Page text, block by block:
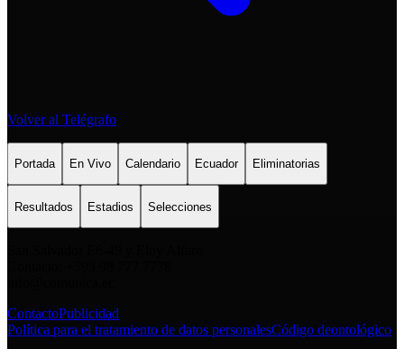
Volver al Telégrafo
Portada En Vivo Calendario Ecuador Eliminatorias
Resultados Estadios Selecciones
ContactoPublicidad
Política para el tratamiento de datos personalesCódigo deontológico